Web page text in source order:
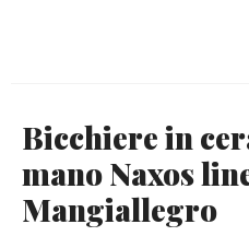
Bicchiere in
mano Naxos
Mangiallegro